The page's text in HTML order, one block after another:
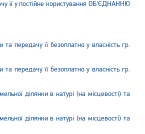
її у постійне користування ОБ'ЄДНАННЮ
передачу її безоплатно у власність гр.
передачу її безоплатно у власність гр.
ділянки в натурі (на місцевості) та
ділянки в натурі (на місцевості) та